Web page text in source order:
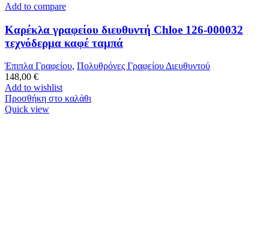
Add to compare
Καρέκλα γραφείου διευθυντή Chloe 126-000032
τεχνόδερμα καφέ ταμπά
Έπιπλα Γραφείου, Πολυθρόνες Γραφείου Διευθυντού
148,00 €
Add to wishlist
Προσθήκη στο καλάθι
Quick view